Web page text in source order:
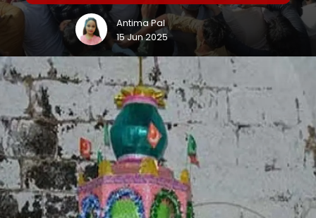
Antima Pal
15 Jun 2025